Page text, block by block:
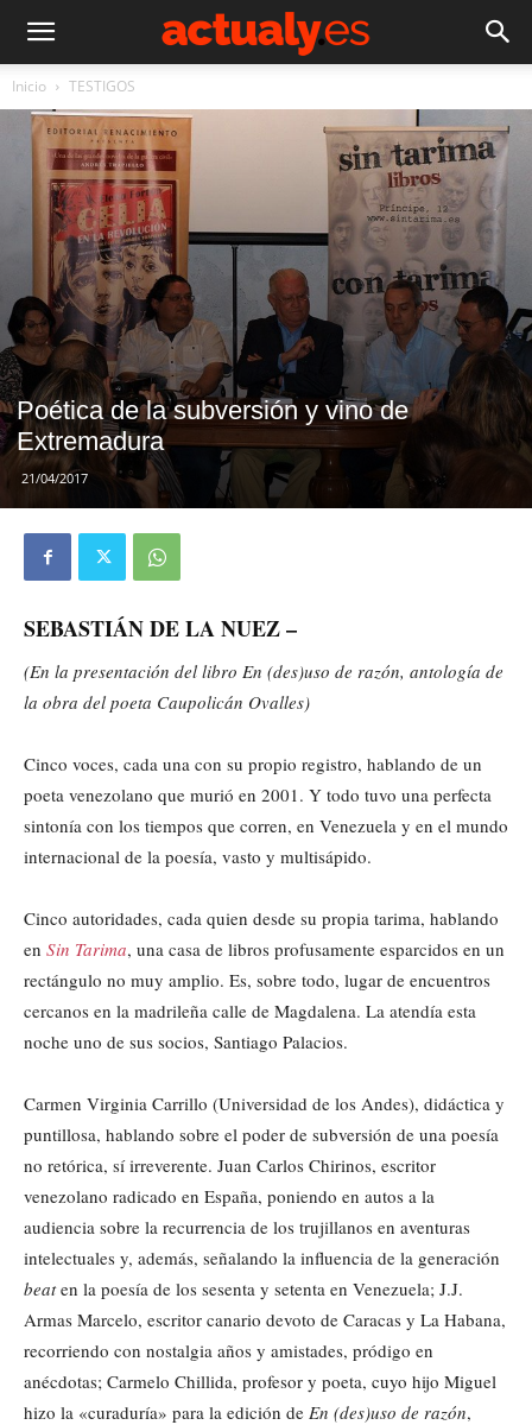
Inicio TESTIGOS
Poética de la subversión y vino de
Extremadura
21/04/2017
SEBASTIÁN DE LA NUEZ –
(En la presentación del libro En (des)uso de razón, antología de
la obra del poeta Caupolicán Ovalles)
Cinco voces, cada una con su propio registro, hablando de un
poeta venezolano que murió en 2001. Y todo tuvo una perfecta
sintonía con los tiempos que corren, en Venezuela y en el mundo
internacional de la poesía, vasto y multisápido.
Cinco autoridades, cada quien desde su propia tarima, hablando
en Sin Tarima, una casa de libros profusamente esparcidos en un
rectángulo no muy amplio. Es, sobre todo, lugar de encuentros
cercanos en la madrileña calle de Magdalena. La atendía esta
noche uno de sus socios, Santiago Palacios.
Carmen Virginia Carrillo (Universidad de los Andes), didáctica y
puntillosa, hablando sobre el poder de subversión de una poesía
no retórica, sí irreverente. Juan Carlos Chirinos, escritor
venezolano radicado en España, poniendo en autos a la
audiencia sobre la recurrencia de los trujillanos en aventuras
intelectuales y, además, señalando la influencia de la generación
beaten la poesía de los sesenta y setenta en Venezuela; J.J.
Armas Marcelo, escritor canario devoto de Caracas y La Habana,
recorriendo con nostalgia años y amistades, pródigo en
anécdotas; Carmelo Chillida, profesor y poeta, cuyo hijo Miguel
hizo la «curaduría» para la edición de En (des)uso de razón,